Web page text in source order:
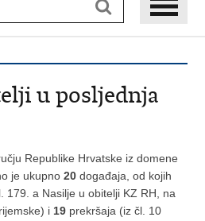
u posljednja
Republike Hrvatske iz domene
je ukupno20 događaja, od kojih
179. a Nasilje u obitelji KZ RH, na
i 19 prekršaja (iz čl. 10